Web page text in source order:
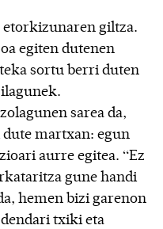
etorkizunaren giltza.
egiten dutenen
sortu berri duten
sarea da,
martxan: egun
aurre egitea. “Ez
gune handi
hemen bizi garenon
txiki eta